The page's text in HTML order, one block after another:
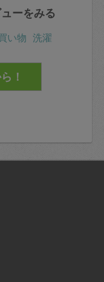
ーをみる
い物 洗濯